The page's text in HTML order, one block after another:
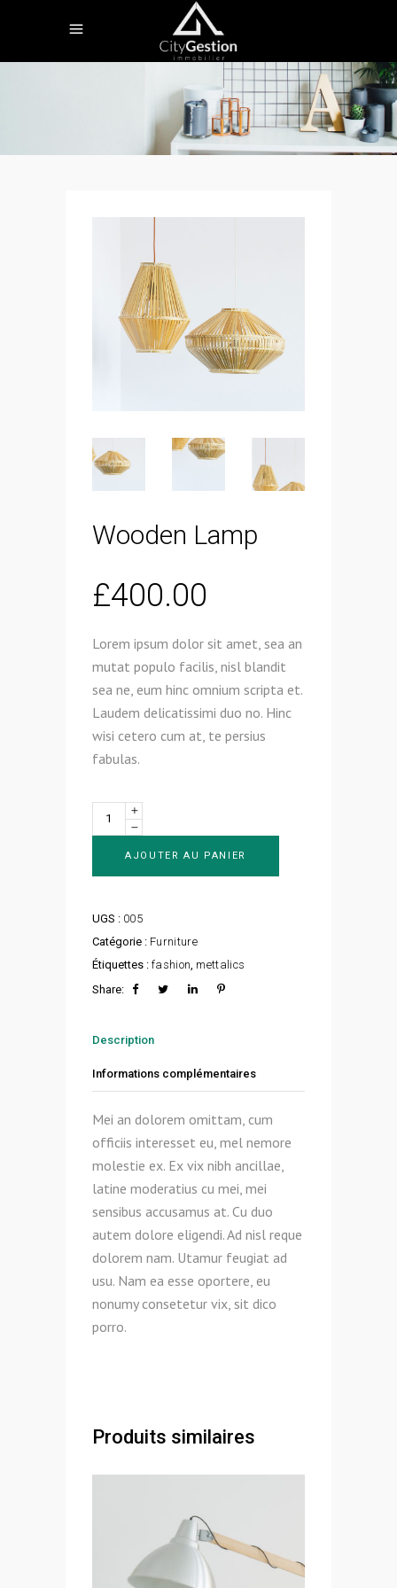
Wooden Lamp
£400.00
Lorem ipsum dolor sit amet, sea an
mutat populo facilis, nisl blandit
sea ne, eum hinc omnium scripta et.
Laudem delicatissimi duo no. Hinc
wisi cetero cum at, te persius
fabulas.
Quantity
AJOUTER AU PANIER
UGS : 005
Catégorie : Furniture
Étiquettes : fashion mettalics
Share:
Description
Informations complémentaires
Mei an dolorem omittam, cum
officiis interesset eu, mel nemore
molestie ex. Ex vix nibh ancillae,
latine moderatius cu mei, mei
sensibus accusamus at. Cu duo
autem dolore eligendi. Ad nisl reque
dolorem nam. Utamur feugiat ad
usu. Nam ea esse oportere, eu
nonumy consetetur vix, sit dico
porro.
Produits similaires